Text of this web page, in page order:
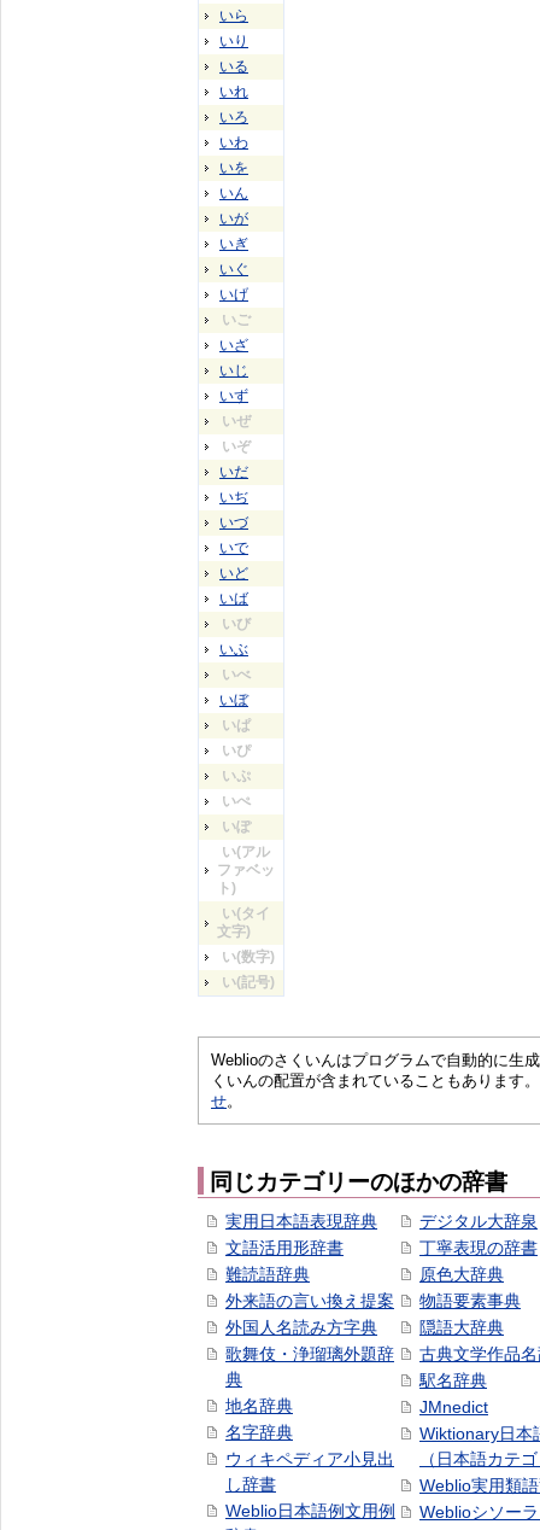
いら
いり
いる
いれ
いろ
いわ
いを
いん
いが
いぎ
いぐ
いげ
いご
いざ
いじ
いず
いぜ
いぞ
いだ
いぢ
いづ
いで
いど
いば
いび
いぶ
いべ
いぼ
いぱ
いぴ
いぷ
いぺ
いぽ
い(アル
ファベッ
ト)
い(タイ
文字)
い(数字)
い(記号)
Weblioのさくいんはプログラムで自動的に生
くいんの配置が含まれていることもあります
せ。
同じカテゴリーのほかの辞書
実用日本語表現辞典
文語活用形辞書
難読語辞典
外来語の言い換え提案
外国人名読み方字典
歌舞伎・浄瑠璃外題辞
典
地名辞典
名字辞典
ウィキペディア小見出
し辞書
Weblio日本語例文用例
デジタル大辞泉
丁寧表現の辞書
原色大辞典
物語要素事典
隠語大辞典
古典文学作品
駅名辞典
JMnedict
Wiktionary日本
（日本語カテ
Weblio実用類
Weblioシソー